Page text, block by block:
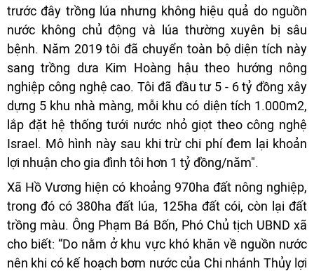
trước đây trồng lúa nhưng không hiệu quả do nguồn
nước không chủ động và lúa thường xuyên bị sâu
bệnh. Năm 2019 tôi đã chuyển toàn bộ diện tích này
sang trồng dưa Kim Hoàng hậu theo hướng nông
nghiệp công nghệ cao. Tôi đã đầu tư 5 - 6 tỷ đồng xây
dựng 5 khu nhà màng, mỗi khu có diện tích 1.000m2,
lắp đặt hệ thống tưới nước nhỏ giọt theo công nghệ
Israel. Mô hình này sau khi trừ chi phí đem lại khoản
lợi nhuận cho gia đình tôi hơn 1 tỷ đồng/năm".
Xã Hồ Vương hiện có khoảng 970ha đất nông nghiệp,
trong đó có 380ha đất lúa, 125ha đất cói, còn lại đất
trồng màu. Ông Phạm Bá Bốn, Phó Chủ tịch UBND xã
cho biết: “Do nằm ở khu vực khó khăn về nguồn nước
nên khi có kế hoạch bơm nước của Chi nhánh Thủy lợi